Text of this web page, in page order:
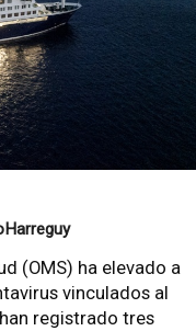
(OMS) ha elevado a
vinculados al
registrado tres